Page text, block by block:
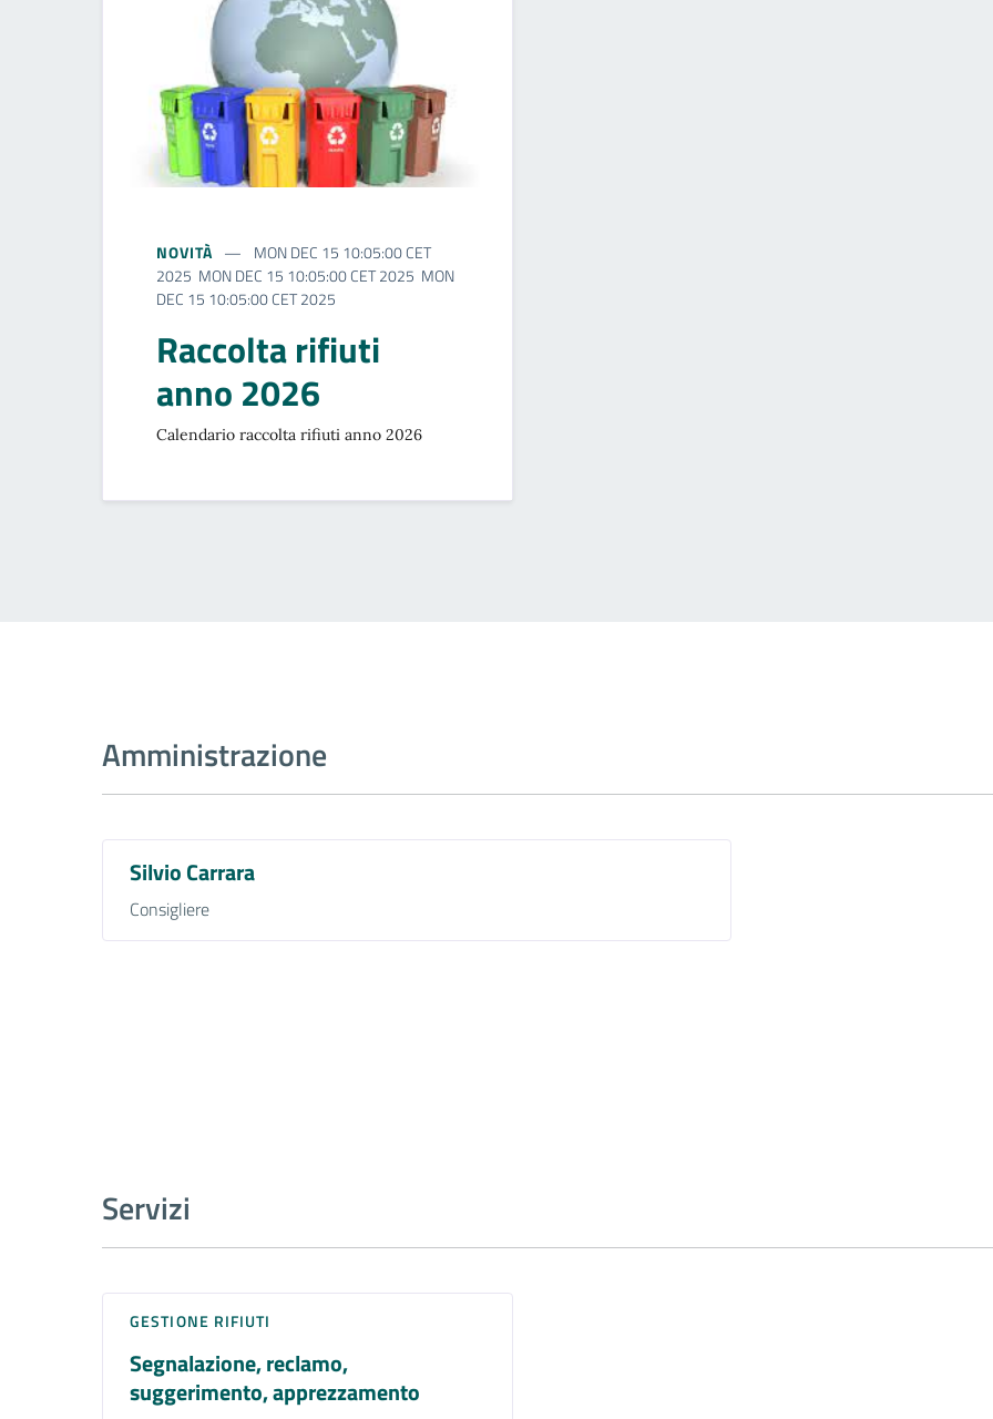
NOVITÀ
MON DEC 15 10:05:00 CET
2025 MON DEC 15 10:05:00 CET 2025 MON
DEC 15 10:05:00 CET 2025
Raccolta rifiuti
anno 2026
Calendario raccolta rifiuti anno 2026
Amministrazione
Silvio Carrara
Consigliere
Servizi
GESTIONE RIFIUTI
Segnalazione, reclamo,
suggerimento, apprezzamento